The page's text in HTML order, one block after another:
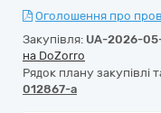
Оголошення про
Закупівля: UA-2026-
на DoZorro
Рядок плану закупівлі
012867-a